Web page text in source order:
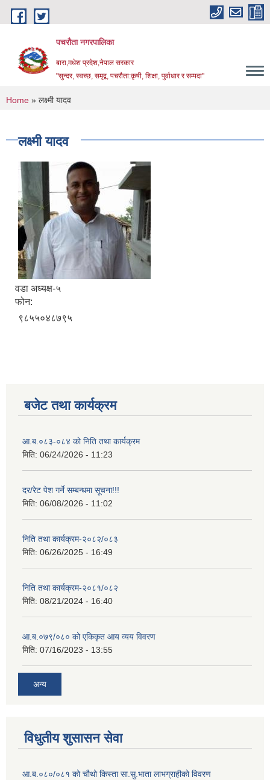
Skip to main content
पचरौता नगरपालिका
बारा,मधेश प्रदेश,नेपाल सरकार
"सुन्दर, स्वच्छ, समृद्व, पचरौता:कृषी, शिक्षा, पुर्वाधार र सम्पदा"
You are here
Home » लक्ष्मी यादव
लक्ष्मी यादव
वडा अध्यक्ष-५
फोन:
९८५५०४८७९५
बजेट तथा कार्यक्रम
आ.ब.०८३-०८४ काे निति तथा कार्यक्रम
मिति: 06/24/2026 - 11:23
दर/रेट पेश गर्ने सम्बन्धमा सूचना!!!
मिति: 06/08/2026 - 11:02
निति तथा कार्यक्रम-२०८२/०८३
मिति: 06/26/2025 - 16:49
निति तथा कार्यक्रम-२०८१/०८२
मिति: 08/21/2024 - 16:40
आ.ब.०७९/०८० को एकिकृत आय व्यय विवरण
मिति: 07/16/2023 - 13:55
अन्य
विधुतीय शुसासन सेवा
आ.ब.०८०/०८१ को चौथो किस्ता सा.सु.भाता लाभग्राहीको विवरण